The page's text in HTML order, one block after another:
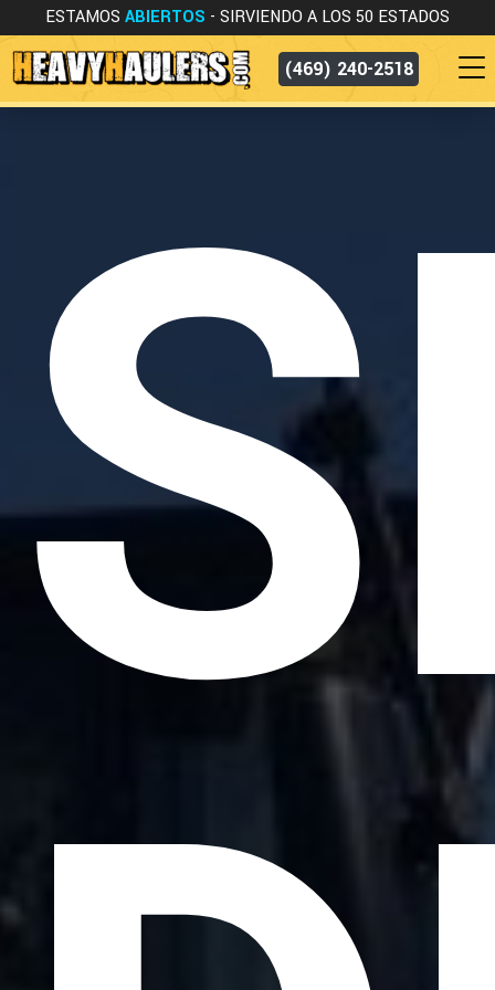
ESTAMOS ABIERTOS - SIRVIENDO A LOS 50 ESTADOS
(469) 240-2518